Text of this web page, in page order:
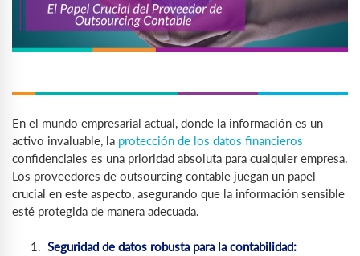
En el mundo empresarial actual, donde la información es un
activo invaluable, la protección de los datos financieros
confidenciales es una prioridad absoluta para cualquier empresa.
Los proveedores de outsourcing contable juegan un papel
crucial en este aspecto, asegurando que la información sensible
esté protegida de manera adecuada.
Seguridad de datos robusta para la contabilidad: